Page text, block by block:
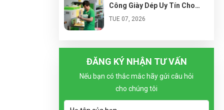
Công Giày Dép Uy Tín Cho
Người Mới Kinh Doanh
TUE 07, 2026
Cho Người Mới Kinh Doanh
MON 07, 2026
Xu Hướng Thiết Kế Dép Siêu
ĐĂNG KÝ NHẬN TƯ VẤN
Nếu bạn có thắc mắc hãy gửi câu hỏi
cho chúng tôi